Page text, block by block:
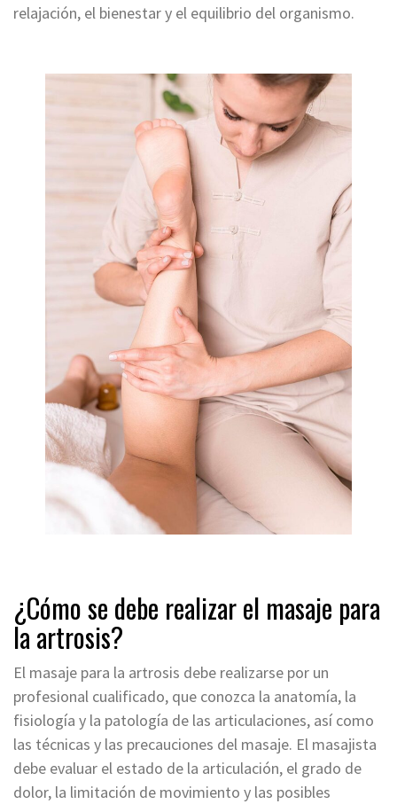
relajación, el bienestar y el equilibrio del organismo.
¿Cómo se debe realizar el masaje para
la artrosis?
El masaje para la artrosis debe realizarse por un
profesional cualificado, que conozca la anatomía, la
fisiología y la patología de las articulaciones, así como
las técnicas y las precauciones del masaje. El masajista
debe evaluar el estado de la articulación, el grado de
dolor, la limitación de movimiento y las posibles